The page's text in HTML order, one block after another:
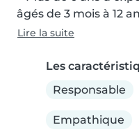
âgés de 3 mois à 12
Lire la suite
Les
Responsable
Empathique